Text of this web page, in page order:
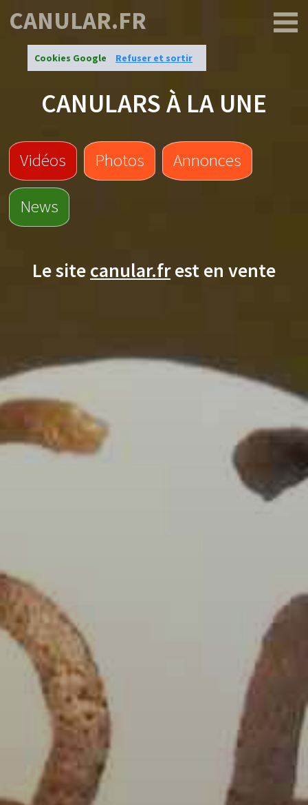
Cookies Google Refuser et sortir
CANULAR.FR
CANULARS À LA UNE
Vidéos Photos Annonces
News
Le sitecanular.frest en vente